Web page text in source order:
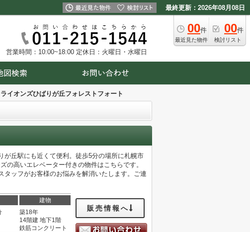
最終更新：2026年08月08日
00件
最近見た物件
00件
検討リスト
営業時間：10:00~18:00 定休日：火曜日・水曜日
ライオンズひばりが丘フォレストフォート
が丘駅にも近くて便利。徒歩5分の場所に札幌市
の高いエレベーター付きの物件はこちらです。
ッフがお客様のお悩みを解消いたします。ご連
建物
築18年
14階建 地下1階
鉄筋コンクリート
販売情報へ